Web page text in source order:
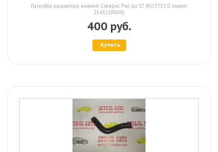
Патрубок радиатора нижний Солярис Рио до 17 (ROSTECO аналог:
254121R000)
400 руб.
Купить